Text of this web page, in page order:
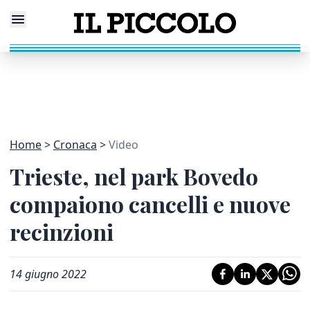
Home Cronaca Video
Trieste, nel park Bovedo
compaiono cancelli e nuove
recinzioni
14 giugno 2022